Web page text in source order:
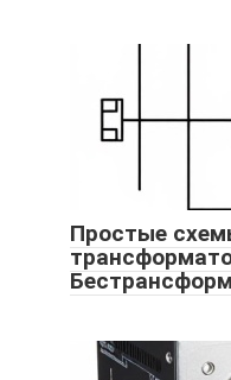
Простые